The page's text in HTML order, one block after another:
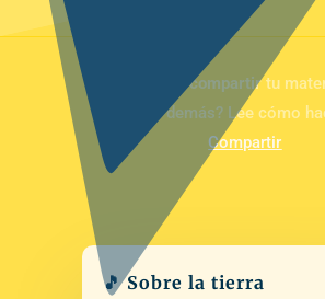
¿Te motivaríacompartirtu
con los demás? Lee cómo
Compartir
🎵 Sobre la tierra